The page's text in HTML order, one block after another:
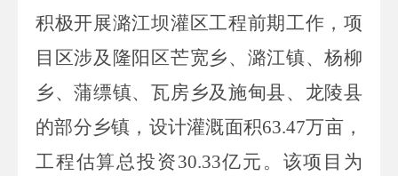
积极开展潞江坝灌区工程前期工作，项
目区涉及隆阳区芒宽乡、潞江镇、杨柳
乡、蒲缥镇、瓦房乡及施甸县、龙陵县
的部分乡镇，设计灌溉面积63.47万亩，
工程估算总投资30.33亿元。该项目 为